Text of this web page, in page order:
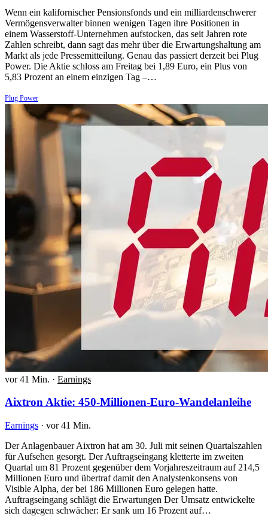
Wenn ein kalifornischer Pensionsfonds und ein milliardenschwerer
Vermögensverwalter binnen wenigen Tagen ihre Positionen in
einem Wasserstoff-Unternehmen aufstocken, das seit Jahren rote
Zahlen schreibt, dann sagt das mehr über die Erwartungshaltung am
Markt als jede Pressemitteilung. Genau das passiert derzeit bei Plug
Power. Die Aktie schloss am Freitag bei 1,89 Euro, ein Plus von
5,83 Prozent an einem einzigen Tag –…
Plug Power
vor 41 Min. · Earnings
Aixtron Aktie: 450-Millionen-Euro-Wandelanleihe
Earnings · vor 41 Min.
Der Anlagenbauer Aixtron hat am 30. Juli mit seinen Quartalszahlen
für Aufsehen gesorgt. Der Auftragseingang kletterte im zweiten
Quartal um 81 Prozent gegenüber dem Vorjahreszeitraum auf 214,5
Millionen Euro und übertraf damit den Analystenkonsens von
Visible Alpha, der bei 186 Millionen Euro gelegen hatte.
Auftragseingang schlägt die Erwartungen Der Umsatz entwickelte
sich dagegen schwächer: Er sank um 16 Prozent auf…